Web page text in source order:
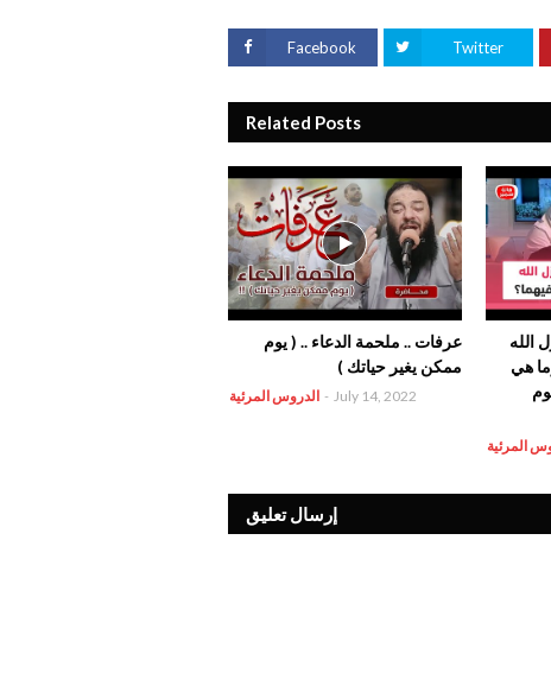
Facebook Twitter
Related Posts
عرفات .. ملحمة الدعاء .. ( يوم
ممكن يغير حياتك )
الدروس المرئية - July 14, 2022
الله
هي
المرئية
إرسال تعليق